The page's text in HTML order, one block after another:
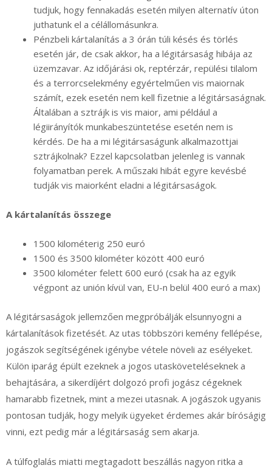
tudjuk, hogy fennakadás esetén milyen alternatív úton
juthatunk el a célállomásunkra.
Pénzbeli kártalanítás a 3 órán túli késés és törlés
esetén jár, de csak akkor, ha a légitársaság hibája az
üzemzavar. Az időjárási ok, reptérzár, repülési tilalom
és a terrorcselekmény egyértelműen vis maiornak
számít, ezek esetén nem kell fizetnie a légitársaságnak.
Általában a sztrájk is vis maior, ami például a
légiirányítók munkabeszüntetése esetén nem is
kérdés. De ha a mi légitársaságunk alkalmazottjai
sztrájkolnak? Ezzel kapcsolatban jelenleg is vannak
folyamatban perek. A műszaki hibát egyre kevésbé
tudják vis maiorként eladni a légitársaságok.
A kártalanítás összege
1500 kilométerig 250 euró
1500 és 3500 kilométer között 400 euró
3500 kilométer felett 600 euró (csak ha az egyik
végpont az unión kívül van, EU-n belül 400 euró a max)
A légitársaságok jellemzően megpróbálják elsunnyogni a
kártalanítások fizetését. Az utas többszöri kemény fellépése,
jogászok segítségének igénybe vétele növeli az esélyeket.
Külön iparág épült ezeknek a jogos utasköveteléseknek a
behajtására, a sikerdíjért dolgozó profi jogász cégeknek
hamarabb fizetnek, mint a mezei utasnak. A jogászok ugyanis
pontosan tudják, hogy melyik ügyeket érdemes akár bíróságig
vinni, ezt pedig már a légitársaság sem akarja.
A túlfoglalás miatti megtagadott beszállás nagyon ritka a